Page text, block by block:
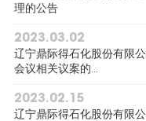
理的公告
2023.03.02
辽宁鼎际得石化股份有限
会议相关议案的...
2023.02.15
辽宁鼎际得石化股份有限